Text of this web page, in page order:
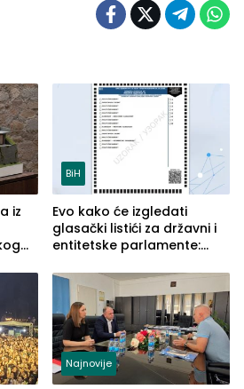
iz
BiH
Evo kako će izgledati
glasački listići za državni i
entitetske parlamente:
vidljive na njima
Najnovije